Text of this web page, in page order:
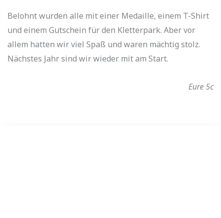
Belohnt wurden alle mit einer Medaille, einem T-Shirt
und einem Gutschein für den Kletterpark. Aber vor
allem hatten wir viel Spaß und waren mächtig stolz.
Nächstes Jahr sind wir wieder mit am Start.
Eure 5c